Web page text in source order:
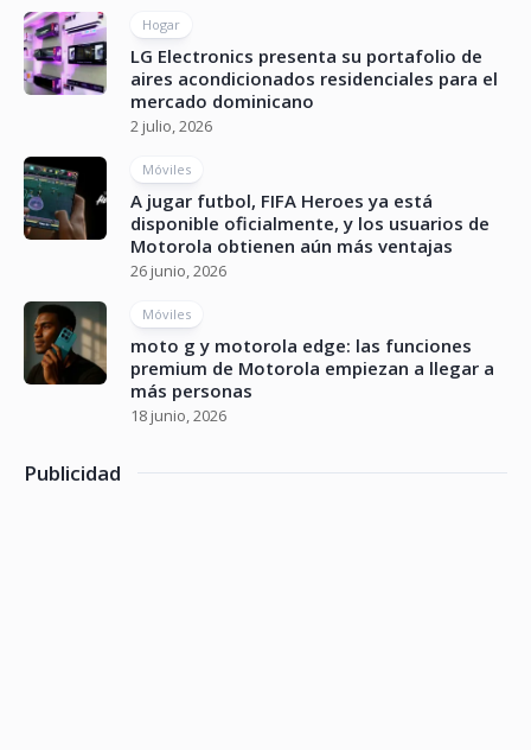
Hogar
LG Electronics presenta su portafolio de
aires acondicionados residenciales para el
mercado dominicano
2 julio, 2026
Móviles
A jugar futbol, FIFA Heroes ya está
disponible oficialmente, y los usuarios de
Motorola obtienen aún más ventajas
26 junio, 2026
Móviles
moto g y motorola edge: las funciones
premium de Motorola empiezan a llegar a
más personas
18 junio, 2026
Publicidad